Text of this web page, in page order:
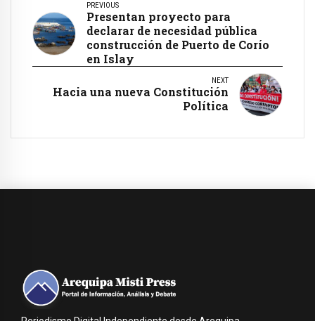
PREVIOUS
Presentan proyecto para
declarar de necesidad pública
construcción de Puerto de Corío
en Islay
NEXT
Hacia una nueva Constitución
Política